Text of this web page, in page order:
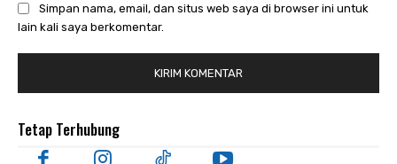
Simpan nama, email, dan situs web saya di browser ini untuk
lain kali saya berkomentar.
Tetap Terhubung